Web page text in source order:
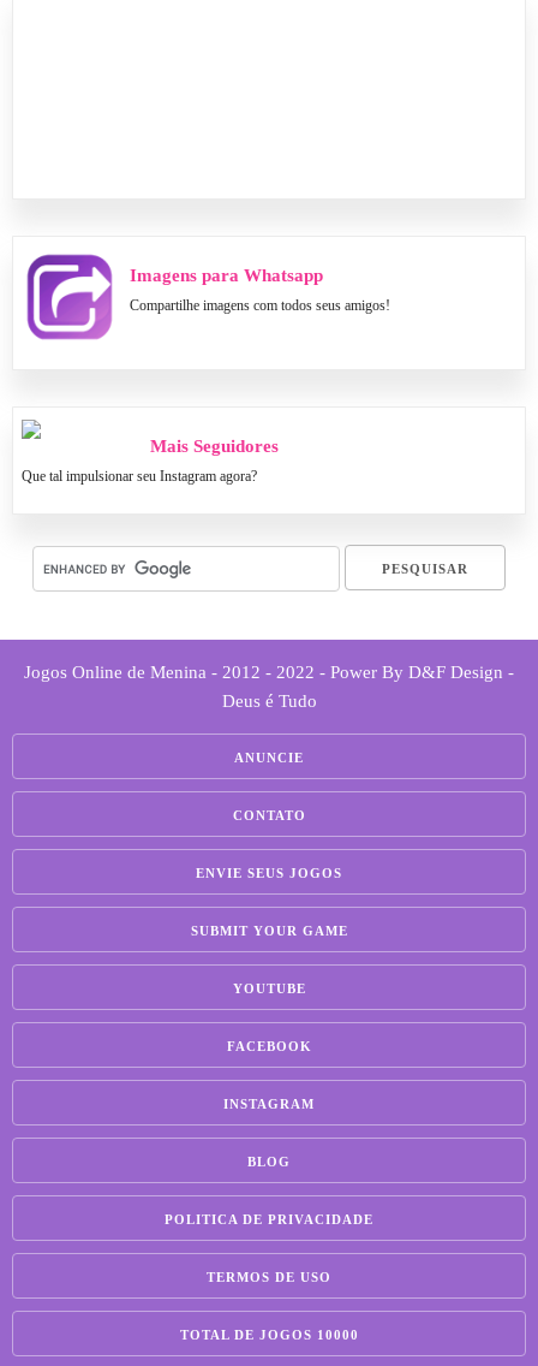
Imagens para Whatsapp
Compartilhe imagens com todos seus amigos!
Mais Seguidores
Que tal impulsionar seu Instagram agora?
Jogos Online de Menina - 2012 - 2022 - Power By D&F Design -
Deus é Tudo
ANUNCIE
CONTATO
ENVIE SEUS JOGOS
SUBMIT YOUR GAME
YOUTUBE
FACEBOOK
INSTAGRAM
BLOG
POLITICA DE PRIVACIDADE
TERMOS DE USO
TOTAL DE JOGOS 10000